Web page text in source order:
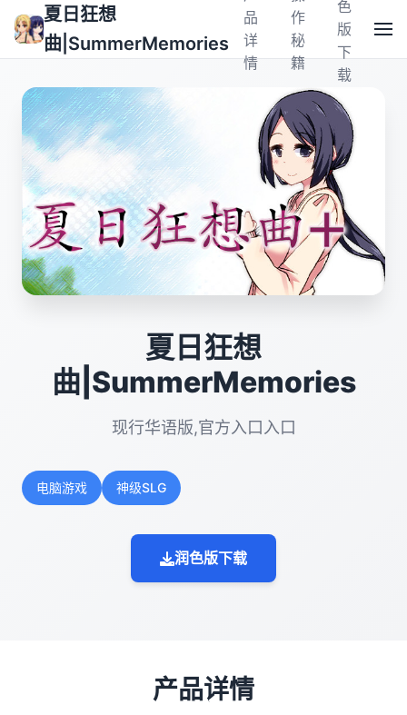
夏日狂想
曲|SummerMemories
品
详
情
作
秘
籍
色
版
下
载
夏日狂想
曲|SummerMemories
现行华语版,官方入口入口
电脑游戏 神级SLG
润色版下载
产品详情